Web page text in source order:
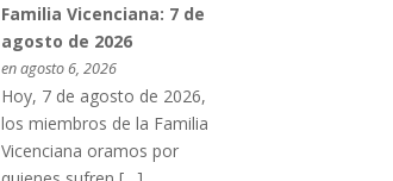
Familia Vicenciana: 7 de
agosto de 2026
en agosto 6, 2026
Hoy, 7 de agosto de 2026,
los miembros de la Familia
Vicenciana oramos por